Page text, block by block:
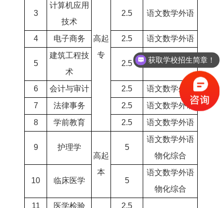
高起
专
3
计算机应用
技术
2.5 语文数学外语
4 电子商务 2.5 语文数学外语
5
建筑工程技
术
2.5 语文数学外语
6 会计与审计 2.5
语文数学外语
7
法律事务 2.5
语文数学外语
8
学前教育 2.5 语文数学外语
9
护理学
高起
本
5
语文数学外语
物化综合
10 临床医学 5
语文数学外语
物化综合
11
医学检验
2.5
获取学校招生简章！